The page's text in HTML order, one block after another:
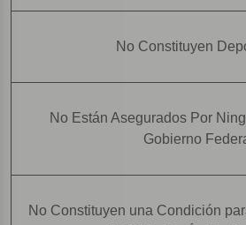
No Constituyen
No Están Asegurados Por
Gobierno
No Constituyen una Condición